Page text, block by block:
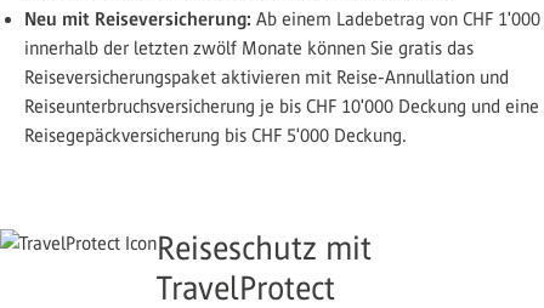
Neu mit Reiseversicherung: Ab einem Ladebetrag von CHF 1'000
innerhalb der letzten zwölf Monate können Sie gratis das
Reiseversicherungspaket aktivieren mit Reise-Annullation und
Reiseunterbruchsversicherung je bis CHF 10'000 Deckung und eine
Reisegepäckversicherung bis CHF 5'000 Deckung.
Reiseschutz mit
TravelProtect